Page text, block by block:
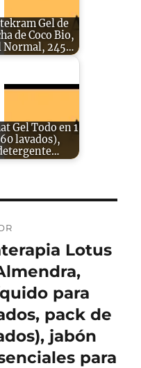
Gel de
de Coco Bio,
Normal, 245…
Gel Todo en 1
lavados),
Lotus
para
pack de
jabón
para